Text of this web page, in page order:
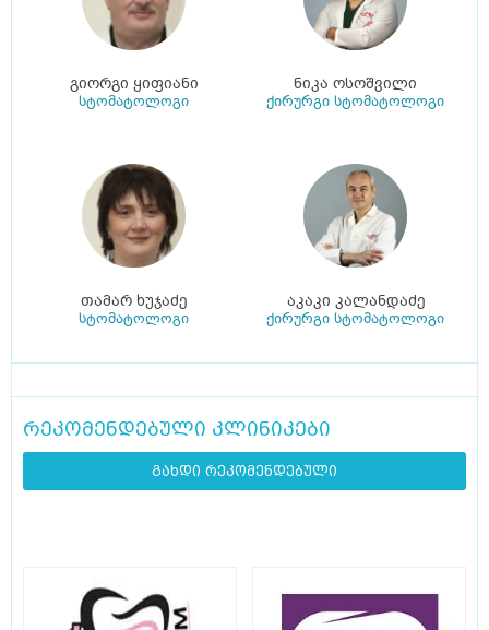
გიორგი ყიფიანი
სტომატოლოგი
ნიკა ოსოშვილი
ქირურგი სტომატოლოგი
თამარ ხუჯაძე
სტომატოლოგი
აკაკი კალანდაძე
ქირურგი სტომატოლოგი
რეკომენდებული კლინიკები
გახდი რეკომენდებული